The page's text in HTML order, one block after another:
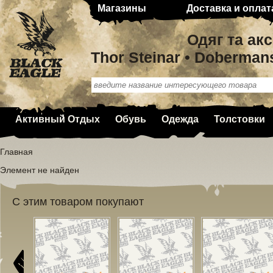
Магазины Доставка и
Одяг та
Thor Steinar •
Активный Отдых Обувь Одежда Толстовки
Главная
Элемент не найден
С этим товаром покупают